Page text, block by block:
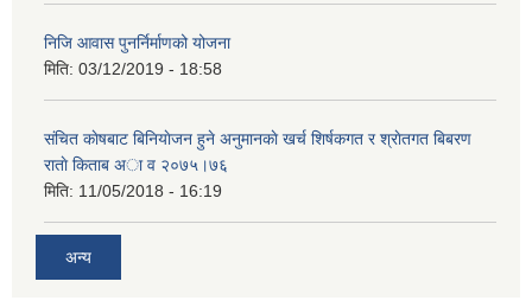
निजि आवास पुनर्निर्माणको योजना
मिति: 03/12/2019 - 18:58
संचित काेषबाट बिनियाेजन हुने अनुमानकाे खर्च शिर्षकगत र श्राेतगत बिबरण
राताे किताब अा‍ व २‍०७५।७६
मिति: 11/05/2018 - 16:19
अन्य